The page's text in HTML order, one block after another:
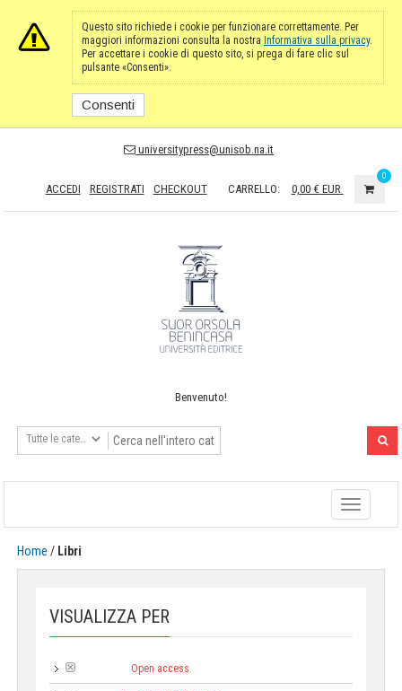
Questo sito richiede i cookie per funzionare correttamente. Per
maggiori informazioni consulta la nostra Informativa sulla privacy.
Per accettare i cookie di questo sito, si prega di fare clic sul
pulsante «Consenti».
Consenti
universitypress@unisob.na.it
ACCEDI REGISTRATI CHECKOUT CARRELLO: 0,00 € EUR
0
Benvenuto!
Toggle
navigation
Home / Libri
VISUALIZZA PER
Open access